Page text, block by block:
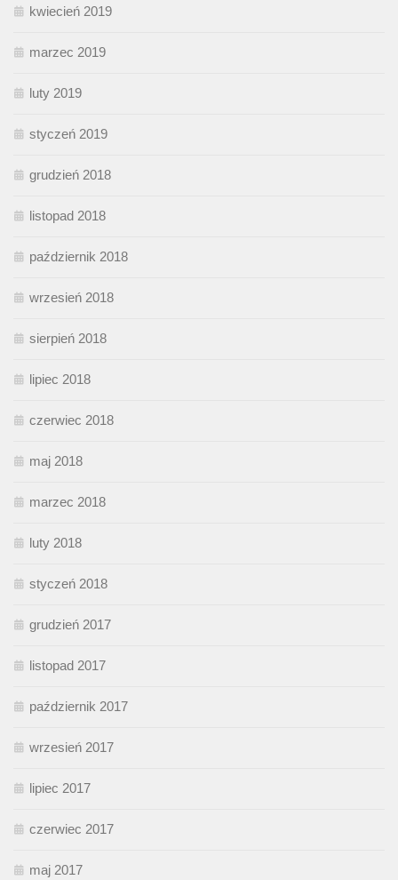
kwiecień 2019
marzec 2019
luty 2019
styczeń 2019
grudzień 2018
listopad 2018
październik 2018
wrzesień 2018
sierpień 2018
lipiec 2018
czerwiec 2018
maj 2018
marzec 2018
luty 2018
styczeń 2018
grudzień 2017
listopad 2017
październik 2017
wrzesień 2017
lipiec 2017
czerwiec 2017
maj 2017